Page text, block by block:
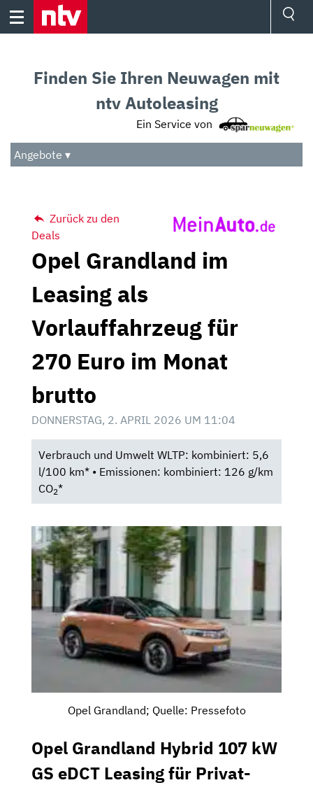
Skip
Audio
Das Beste
Finden Sie Ihren Neuwagen mit
ntv Autoleasing
Ein Service von
Angebote ▾
Zurück zu den
Deals
Opel Grandland im
Leasing als
Vorlauffahrzeug für
270 Euro im Monat
brutto
DONNERSTAG, 2. APRIL 2026 UM 11:04
Verbrauch und Umwelt WLTP: kombiniert: 5,6
l/100 km* • Emissionen: kombiniert: 126 g/km
CO2*
Opel Grandland; Quelle: Pressefoto
Opel Grandland Hybrid 107 kW
GS eDCT Leasing für Privat-